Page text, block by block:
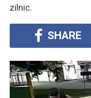
zilnic.
SHARE